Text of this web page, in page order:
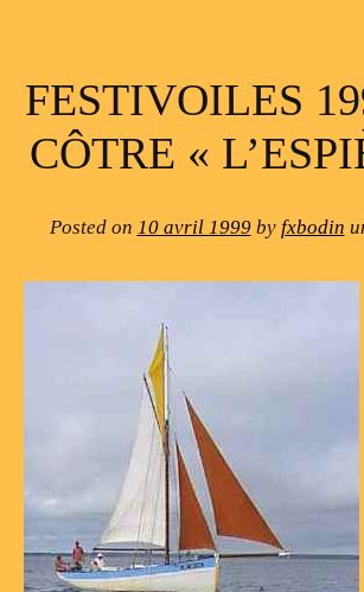
FESTIVOILES
CÔTRE «
Posted on 10 avril 1999by fxbodin